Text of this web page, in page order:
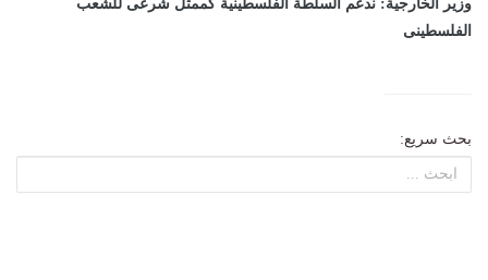
وزير الخارجية: ندعم السلطة الفلسطينية كممثل شرعى للشعب
الفلسطينى
بحث سريع: